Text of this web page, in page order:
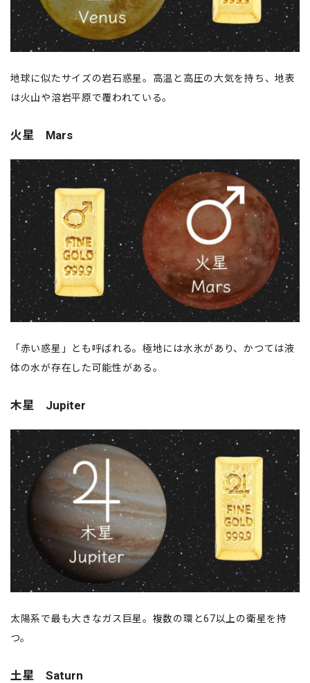
地球に似たサイズの岩石惑星。高温と高圧の大気を持ち、地表
は火山や溶岩平原で覆われている。
火星 Mars
「赤い惑星」とも呼ばれる。極地には水氷があり、かつては液
体の水が存在した可能性がある。
木星 Jupiter
太陽系で最も大きなガス巨星。複数の環と67以上の衛星を持
つ。
土星 Saturn